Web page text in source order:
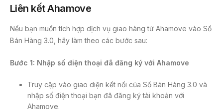
Liên kết Ahamove
Nếu bạn muốn tích hợp dịch vụ giao hàng từ Ahamove vào Sổ
Bán Hàng 3.0, hãy làm theo các bước sau:
Bước 1: Nhập số điện thoại đã đăng ký với Ahamove
Truy cập vào giao diện kết nối của Sổ Bán Hàng 3.0 và
nhập số điện thoại bạn đã đăng ký tài khoản với
Ahamove.